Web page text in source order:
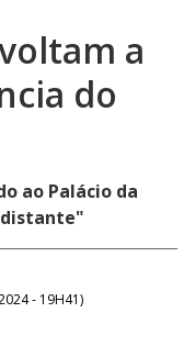
a
do
ao Palácio da
- 19H41)